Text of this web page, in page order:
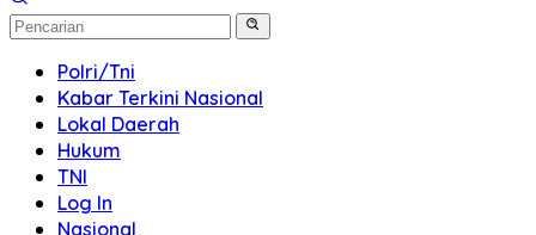
Polri/Tni
Kabar Terkini Nasional
Lokal Daerah
Hukum
TNI
Log In
Nasional